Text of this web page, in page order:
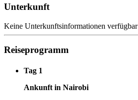
Unterkunft
Keine Unterkunftsinformationen verfügbar
Reiseprogramm
Tag 1
Ankunft in Nairobi